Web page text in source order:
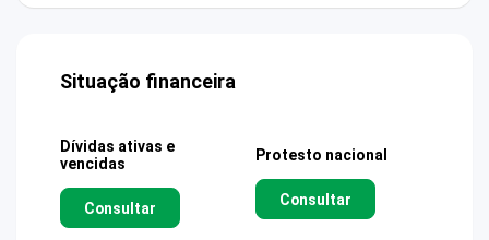
Situação financeira
Dívidas ativas e
vencidas
Consultar
Protesto nacional
Consultar